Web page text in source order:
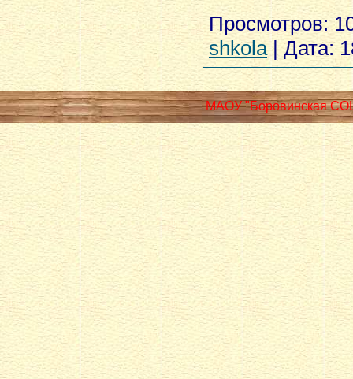
Просмотров:
shkola| Дата:
МАОУ "Боровинская